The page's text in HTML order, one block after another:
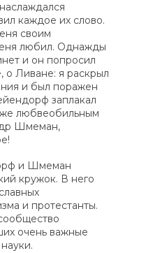
каждое их слово.
своим
любил. Однажды
и он попросил
о Ливане: я раскрыл
и был поражен
заплакал
любвеобильным
Шмеман,
и Шмеман
кружок. В него
и протестанты.
очень важные